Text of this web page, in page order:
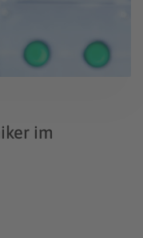
im